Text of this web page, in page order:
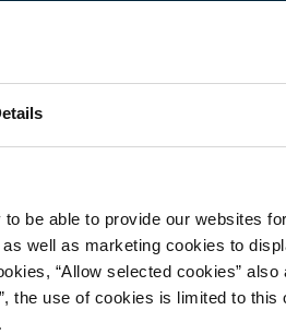
be able to provide our websites
well as marketing cookies to
“Allow selected cookies”
the use of cookies is limited to this